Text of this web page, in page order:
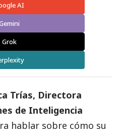
AI
Grok
Trías, Directora
de Inteligencia
hablar sobre cómo su